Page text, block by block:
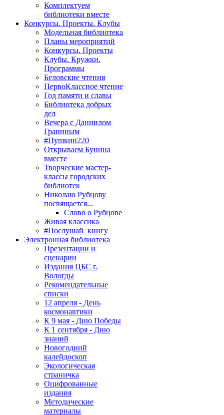
Комплектуем
библиотеки вместе
Конкурсы. Проекты. Клубы
Модельная библиотека
Планы мероприятий
Конкурсы. Проекты
Клубы. Кружки.
Программы
Беловские чтения
ПервоКлассное чтение
Год памяти и славы
Библиотека добрых
дел
Вечера с Даниилом
Граниным
#Пушкин220
Открываем Бунина
вместе
Творческие мастер-
классы городских
библиотек
Николаю Рубцову
посвящается...
Слово о Рубцове
Живая классика
#Послушай_книгу
Электронная библиотека
Презентации и
сценарии
Издания ЦБС г.
Вологды
Рекомендательные
списки
12 апреля - День
космонавтики
К 9 мая - Дню Победы
К 1 сентября - Дню
знаний
Новогодний
калейдоскоп
Экологическая
страничка
Оцифрованные
издания
Методические
материалы